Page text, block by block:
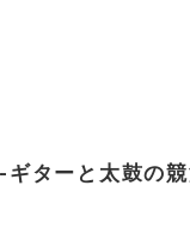
ターと太鼓の